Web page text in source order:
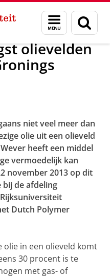
Menu
en
zoeken
Nieuwsberichten
olievelden
niet veel meer dan
olie uit een olieveld
heeft een middel
vermoedelijk kan
november 2013 op dit
de afdeling
Dutch Polymer
olie in een olieveld komt
30 procent is te
met gas- of